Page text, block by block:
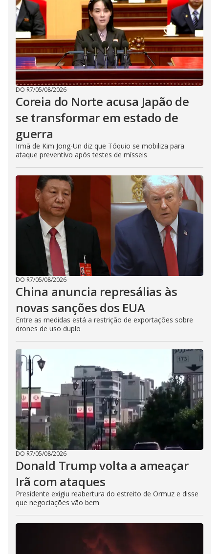
DO R7/05/08/2026
Coreia do Norte acusa Japão de
se transformar em estado de
guerra
Irmã de Kim Jong-Un diz que Tóquio se mobiliza para
ataque preventivo após testes de mísseis
DO R7/05/08/2026
China anuncia represálias às
novas sanções dos EUA
Entre as medidas está a restrição de exportações sobre
drones de uso duplo
DO R7/05/08/2026
Donald Trump volta a ameaçar
Irã com ataques
Presidente exigiu reabertura do estreito de Ormuz e disse
que negociações vão bem